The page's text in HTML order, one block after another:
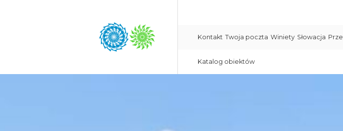
Kontakt Twoja poczta Winiety Słowacja
Katalog obiektów